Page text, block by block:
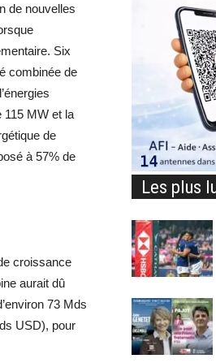
de nouvelles
Six
combinée de
115 MW et la
de
à 57% de
croissance
aurait dû
73 Mds
USD), pour
Les plus